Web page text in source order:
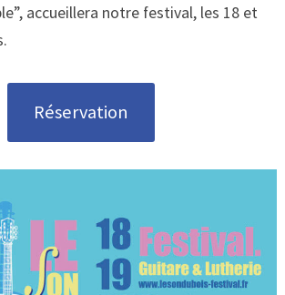
accueillera notre festival, les 18 et
Réservation